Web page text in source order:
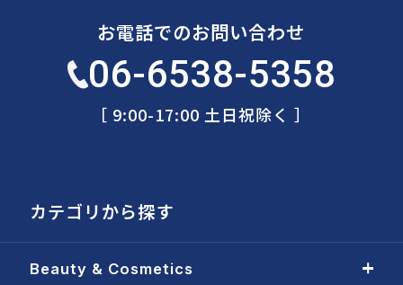
お電話でのお問い合わせ
06-6538-5358
［ 9:00-17:00 土日祝除く ］
カテゴリから探す
Beauty & Cosmetics